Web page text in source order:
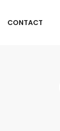
CONTACT